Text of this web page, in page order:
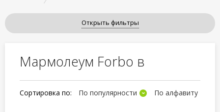
Открыть фильтры
Мармолеум Forbo в
Сортировка по: По популярности По алфавиту